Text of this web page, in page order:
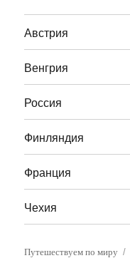
Австрия
Венгрия
Россия
Финляндия
Франция
Чехия
Путешествуем по миру